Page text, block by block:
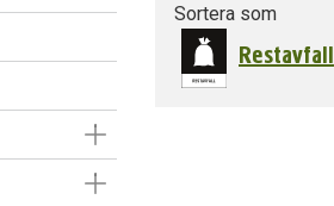
Visa/Göm undermeny
Visa/Göm undermeny
Sortera som
Restavfall